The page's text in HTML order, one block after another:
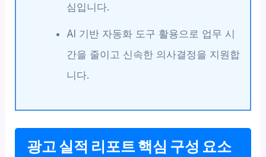
심입니다.
AI 기반 자동화 도구 활용으로 업무 시
간을 줄이고 신속한 의사결정을 지원합
니다.
광고 실적 리포트 핵심 구성 요소